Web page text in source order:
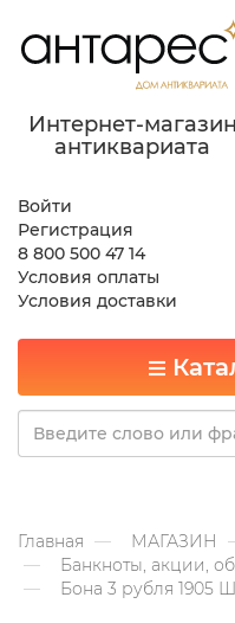
Интернет-магазин
антиквариата
Войти
Регистрация
8 800 500 47 14
Условия оплаты
Условия доставки
Главная МАГАЗИН
Банкноты, акции,
Бона 3 рубля 1905